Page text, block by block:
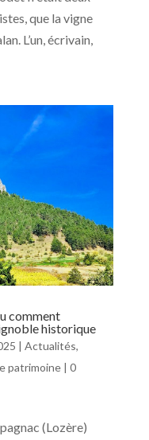
que la vigne
L’un, écrivain,
comment
historique
| Actualités,
patrimoine| 0
(Lozère)